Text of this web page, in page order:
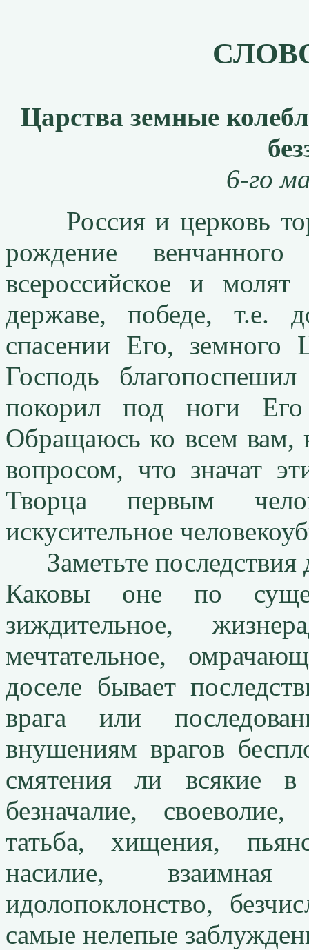
Царства земные
6-го
Россия и церковь
рождение
всероссийское и
державе, победе, т.е.
спасении Его,
Господь
покорил под ноги Его
Обращаюсь ко всем вам,
вопросом, что значат
Творца первым
искусительное
Заметьте последствия
Каковы оне по
зиждительное,
мечтательное,
доселе бывает
врага или
внушениям врагов
смятения ли всякие
безначалие,
татьба, хищения,
насилие, взаимная
идолопоклонство,
самые нелепые